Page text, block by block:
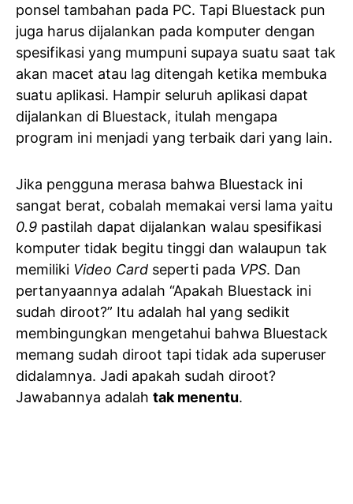
ponsel tambahan pada PC. Tapi Bluestack pun
juga harus dijalankan pada komputer dengan
spesifikasi yang mumpuni supaya suatu saat tak
akan macet atau lag ditengah ketika membuka
suatu aplikasi. Hampir seluruh aplikasi dapat
dijalankan di Bluestack, itulah mengapa
program ini menjadi yang terbaik dari yang lain.
Jika pengguna merasa bahwa Bluestack ini
sangat berat, cobalah memakai versi lama yaitu
0.9 pastilah dapat dijalankan walau spesifikasi
komputer tidak begitu tinggi dan walaupun tak
memiliki Video Card seperti pada VPS. Dan
pertanyaannya adalah “Apakah Bluestack ini
sudah diroot?” Itu adalah hal yang sedikit
membingungkan mengetahui bahwa Bluestack
memang sudah diroot tapi tidak ada superuser
didalamnya. Jadi apakah sudah diroot?
Jawabannya adalah tak menentu.